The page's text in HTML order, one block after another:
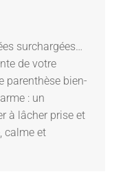
surchargées…
de votre
parenthèse bien-
: un
à lâcher prise et
calme et